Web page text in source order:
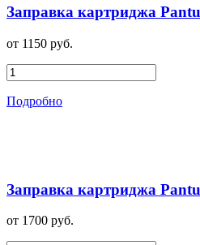
Заправка картриджа
от 1150 руб.
Подробно
Заправка картриджа
от 1700 руб.